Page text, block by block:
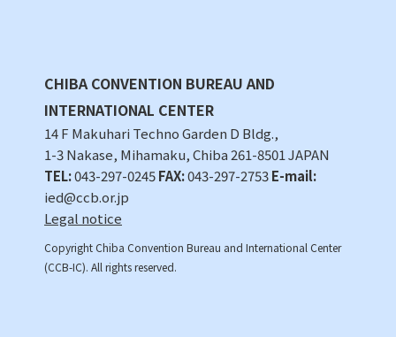
CHIBA CONVENTION BUREAU AND
INTERNATIONAL CENTER
14 F Makuhari Techno Garden D Bldg.,
1-3 Nakase, Mihamaku, Chiba 261-8501 JAPAN
TEL:043-297-0245FAX:043-297-2753E-mail:
ied@ccb.or.jp
Legal notice
Copyright Chiba Convention Bureau and International Center
(CCB-IC). All rights reserved.